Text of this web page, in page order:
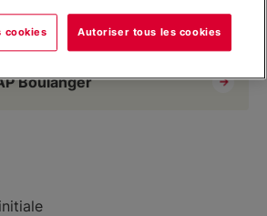
aussi pâtissier.
Boulanger
cookies Autoriser tous les cookies